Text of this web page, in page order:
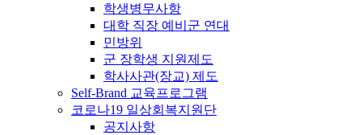
학생병무사항
대학 직장 예비군 연대
민방위
군 장학생 지원제도
학사사관(장교) 제도
Self-Brand 교육프로그램
코로나19 일상회복지원단
공지사항